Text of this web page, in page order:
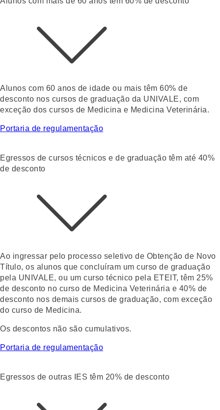
Alunos com 60 anos de idade ou mais têm 60% de
desconto nos cursos de graduação da UNIVALE, com
exceção dos cursos de Medicina e Medicina Veterinária.
Portaria de regulamentação
Egressos de cursos técnicos e de graduação têm até 40%
de desconto
Ao ingressar pelo processo seletivo de Obtenção de Novo
Título, os alunos que concluíram um curso de graduação
pela UNIVALE, ou um curso técnico pela ETEIT, têm 25%
de desconto no curso de Medicina Veterinária e 40% de
desconto nos demais cursos de graduação, com exceção
do curso de Medicina.
Os descontos não são cumulativos.
Portaria de regulamentação
Egressos de outras IES têm 20% de desconto